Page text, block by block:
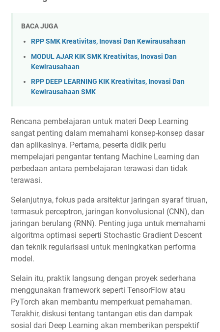
BACA JUGA
RPP SMK Kreativitas, Inovasi Dan Kewirausahaan
MODUL AJAR KIK SMK Kreativitas, Inovasi Dan
Kewirausahaan
RPP DEEP LEARNING KIK Kreativitas, Inovasi Dan
Kewirausahaan SMK
Rencana pembelajaran untuk materi Deep Learning
sangat penting dalam memahami konsep-konsep dasar
dan aplikasinya. Pertama, peserta didik perlu
mempelajari pengantar tentang Machine Learning dan
perbedaan antara pembelajaran terawasi dan tidak
terawasi.
Selanjutnya, fokus pada arsitektur jaringan syaraf tiruan,
termasuk perceptron, jaringan konvolusional (CNN), dan
jaringan berulang (RNN). Penting juga untuk memahami
algoritma optimasi seperti Stochastic Gradient Descent
dan teknik regularisasi untuk meningkatkan performa
model.
Selain itu, praktik langsung dengan proyek sederhana
menggunakan framework seperti TensorFlow atau
PyTorch akan membantu memperkuat pemahaman.
Terakhir, diskusi tentang tantangan etis dan dampak
sosial dari Deep Learning akan memberikan perspektif